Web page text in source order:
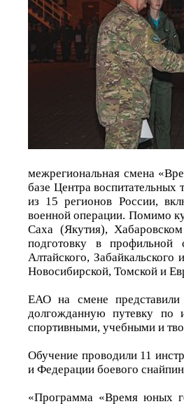
межрегиональная смена
базе Центра
из 15 регионов России,
военной операции. Помимо
Саха (Якутия),
подготовку в
Алтайского,
Новосибирской, Томской и
ЕАО на смене
долгожданную путевку по
спортивными, учебными и
Обучение проводили 11
и Федерации боевого
«Программа «Время юных